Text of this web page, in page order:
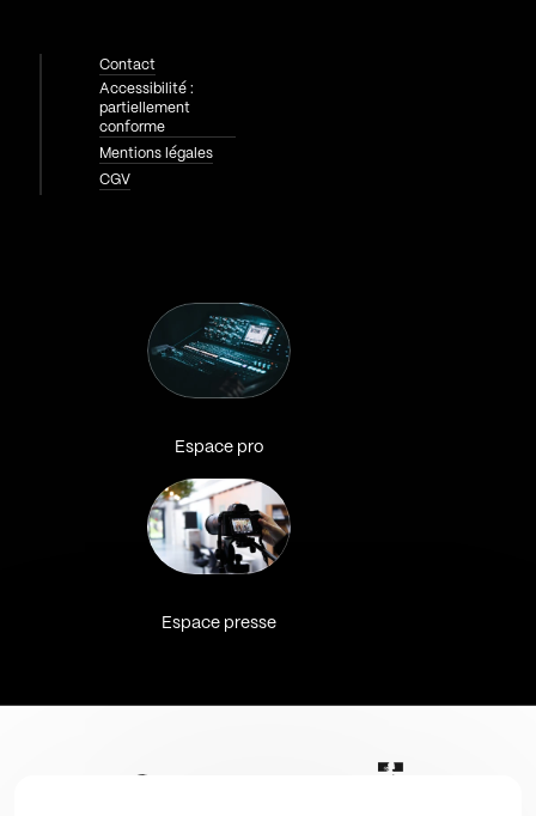
Contact
Accessibilité :
partiellement
conforme
Mentions légales
CGV
Espace pro
Espace presse